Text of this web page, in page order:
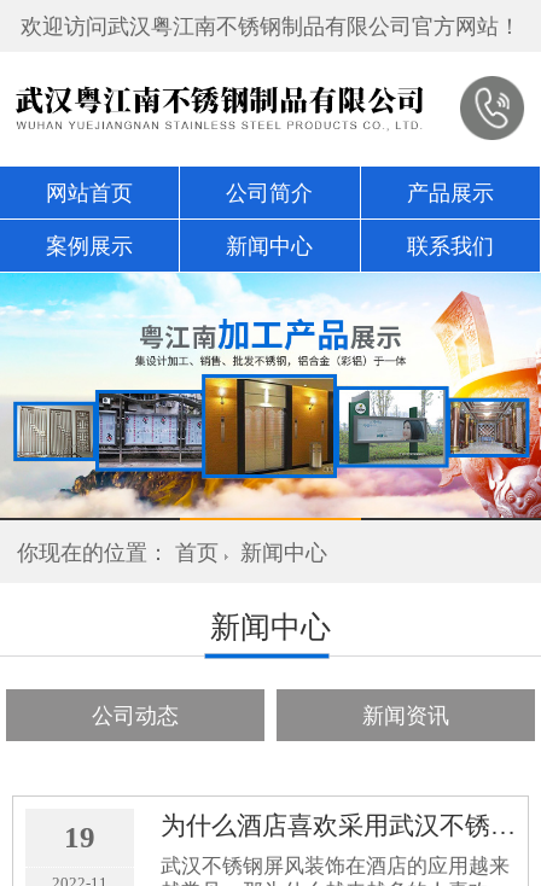
欢迎访问武汉粤江南不锈钢制品有限公司官方网站！
网站首页 公司简介 产品展示
案例展示 新闻中心 联系我们
你现在的位置：首页 新闻中心
新闻中心
公司动态 新闻资讯
19 为什么酒店喜欢采用武汉不锈钢屏风做装饰？
武汉不锈钢屏风装饰在酒店的应用越来